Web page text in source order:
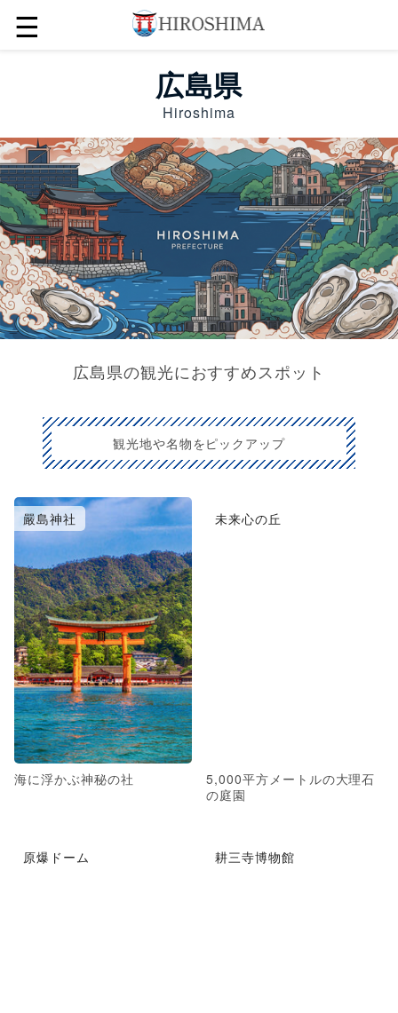
☰
広島県
Hiroshima
広島県の観光におすすめスポット
観光地や名物をピックアップ
嚴島神社
海に浮かぶ神秘の社
未来心の丘
5,000平方メートルの大理石
の庭園
原爆ドーム 耕三寺博物館